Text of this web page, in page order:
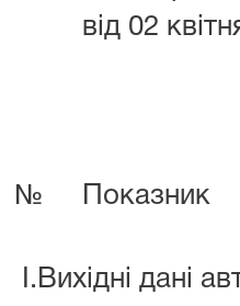
від 02
№ Показник
I.Вихідні дані